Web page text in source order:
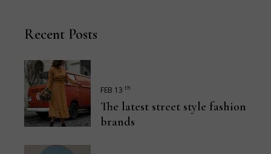
Recent Posts
FEB 13 th
The latest street style fashion
brands